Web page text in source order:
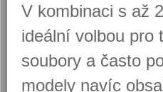
V kom­bi­na­ci s až
ide­ál­ní vol­bou pro
sou­bo­ry a často
mo­de­ly navíc